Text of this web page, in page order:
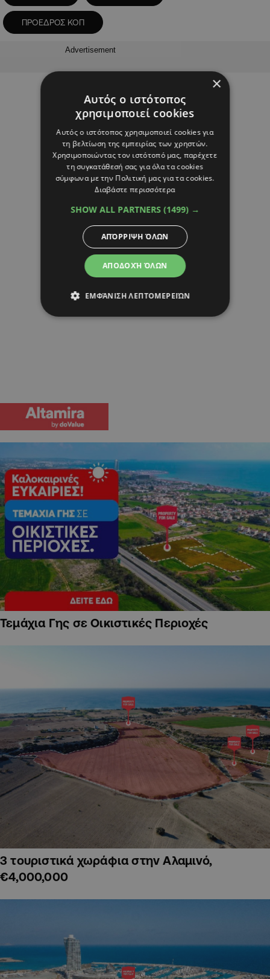
ΠΡΟΕΔΡΟΣ ΚΟΠ
Advertisement
Τεμάχια Γης σε Οικιστικές Περιοχές
3 τουριστικά χωράφια στην Αλαμινό,
€4,000,000
×
Αυτός ο ιστότοπος
χρησιμοποιεί cookies
Αυτός ο ιστότοπος χρησιμοποιεί cookies για
τη βελτίωση της εμπειρίας των χρηστών.
Χρησιμοποιώντας τον ιστότοπό μας, παρέχετε
τη συγκατάθεσή σας για όλα τα cookies
σύμφωνα με την Πολιτική μας για τα cookies.
Διαβάστε περισσότερα
SHOW ALL PARTNERS (1499) →
ΑΠΟΔΟΧΉ ΌΛΩΝ
ΑΠΌΡΡΙΨΗ ΌΛΩΝ
ΕΜΦΆΝΙΣΗ ΛΕΠΤΟΜΕΡΕΙΏΝ